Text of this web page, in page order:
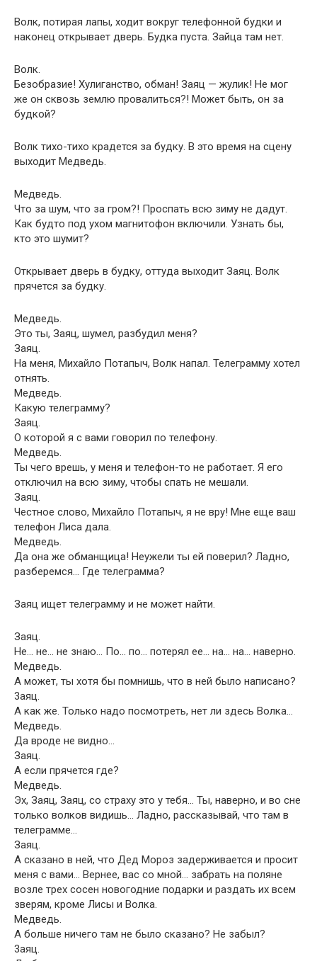
Волк, потирая лапы, ходит вокруг телефонной будки и
наконец открывает дверь. Будка пуста. Зайца там нет.
Волк.
Безобразие! Хулиганство, обман! Заяц — жулик! Не мог
же он сквозь землю провалиться?! Может быть, он за
будкой?
Волк тихо-тихо крадется за будку. В это время на сцену
выходит Медведь.
Медведь.
Что за шум, что за гром?! Проспать всю зиму не дадут.
Как будто под ухом магнитофон включили. Узнать бы,
кто это шумит?
Открывает дверь в будку, оттуда выходит Заяц. Волк
прячется за будку.
Медведь.
Это ты, Заяц, шумел, разбудил меня?
Заяц.
На меня, Михайло Потапыч, Волк напал. Телеграмму хотел
отнять.
Медведь.
Какую телеграмму?
Заяц.
О которой я с вами говорил по телефону.
Медведь.
Ты чего врешь, у меня и телефон-то не работает. Я его
отключил на всю зиму, чтобы спать не мешали.
Заяц.
Честное слово, Михайло Потапыч, я не вру! Мне еще ваш
телефон Лиса дала.
Медведь.
Да она же обманщица! Неужели ты ей поверил? Ладно,
разберемся… Где телеграмма?
Заяц ищет телеграмму и не может найти.
Заяц.
Не… не… не знаю… По… по… потерял ее… на… на… наверно.
Медведь.
А может, ты хотя бы помнишь, что в ней было написано?
3аяц.
А как же. Только надо посмотреть, нет ли здесь Волка…
Медведь.
Да вроде не видно…
Заяц.
А если прячется где?
Медведь.
Эх, Заяц, Заяц, со страху это у тебя… Ты, наверно, и во сне
только волков видишь… Ладно, рассказывай, что там в
телеграмме…
Заяц.
А сказано в ней, что Дед Мороз задерживается и просит
меня с вами… Вернее, вас со мной… забрать на поляне
возле трех сосен новогодние подарки и раздать их всем
зверям, кроме Лисы и Волка.
Медведь.
А больше ничего там не было сказано? Не забыл?
3аяц.